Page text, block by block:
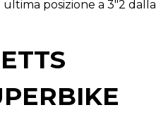
posizione a 3"2 dalla